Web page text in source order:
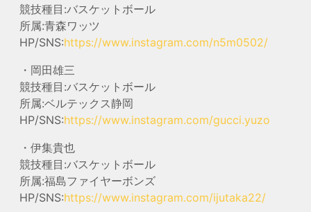
競技種目:バスケットボール
所属:青森ワッツ
HP/SNS:https://www.instagram.com/n5m0502/
・岡田雄三
競技種目:バスケットボール
所属:ベルテックス静岡
HP/SNS:https://www.instagram.com/gucci.yuzo
・伊集貴也
競技種目:バスケットボール
所属:福島ファイヤーボンズ
HP/SNS:https://www.instagram.com/ijutaka22/